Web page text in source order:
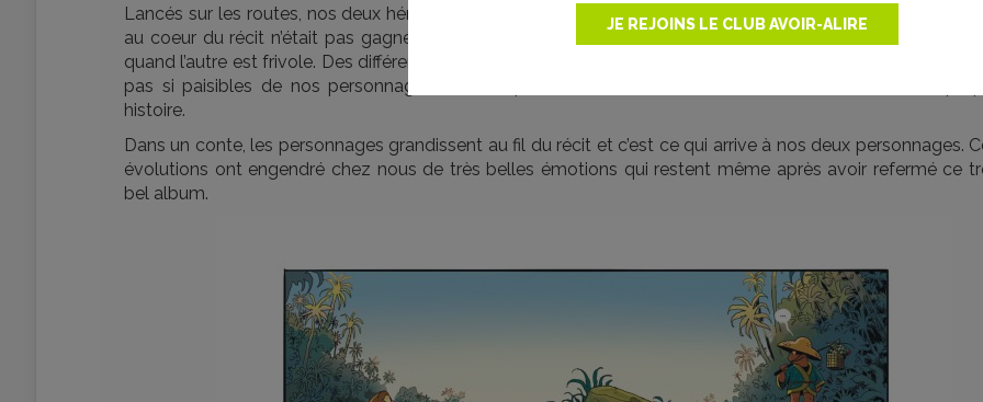
JE REJOINS LE CLUB AVOIR-ALIRE
Lancés sur les routes, nos deux héros vont apprendre à se connaître au fil du voyage. Cette relation qui
au coeur du récit n’était pas gagnée ! En effet, nos deux personnages sont aux antipodes : l’un est
quand l’autre est frivole. Des différences qui nous font sourire et amènent une certaine légèreté dans les
pas si paisibles de nos personnages. Chacun possède ses forces mais surtout ses failles et sa
histoire.
Dans un conte, les personnages grandissent au fil du récit et c’est ce qui arrive à nos deux personnages.
évolutions ont engendré chez nous de très belles émotions qui restent même après avoir refermé ce
bel album.